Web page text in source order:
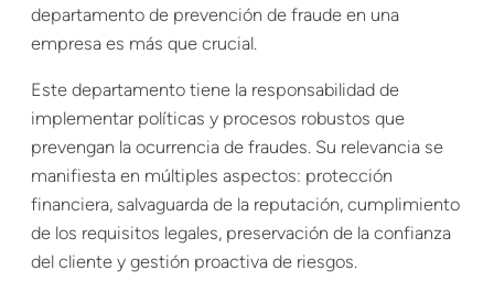
departamento de prevención de fraude en una
empresa es más que crucial.
Este departamento tiene la responsabilidad de
implementar políticas y procesos robustos que
prevengan la ocurrencia de fraudes. Su relevancia se
manifiesta en múltiples aspectos: protección
financiera, salvaguarda de la reputación, cumplimiento
de los requisitos legales, preservación de la confianza
del cliente y gestión proactiva de riesgos.